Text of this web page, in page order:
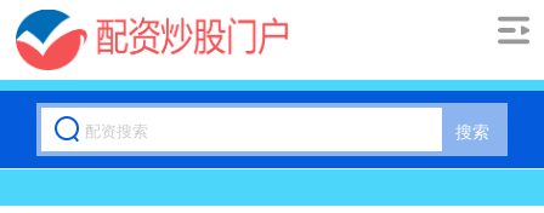
搜索